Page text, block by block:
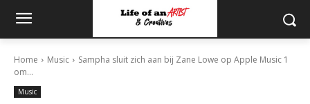
Home Music
Sampha sluit zich aan bij Zane Lowe op Apple Music 1
om...
Music